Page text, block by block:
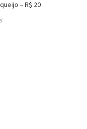
– R$ 20